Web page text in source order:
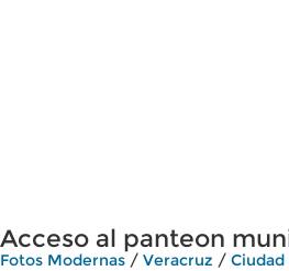
Acceso al panteon
Fotos Modernas / Veracruz /